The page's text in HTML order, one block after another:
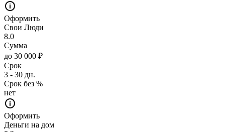
Оформить
Свои Люди
8.0
Сумма
до 30 000 ₽
Срок
3 - 30 дн.
Срок без %
нет
Оформить
Деньги на дом